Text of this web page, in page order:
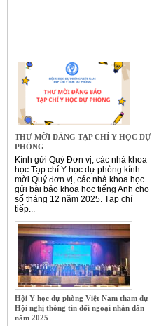
THƯ MỜI ĐĂNG TẠP CHÍ Y HỌC DỰ
PHÒNG
Kính gửi Quý Đơn vị, các nhà khoa
học Tạp chí Y học dự phòng kính
mời Quý đơn vị, các nhà khoa học
gửi bài báo khoa học tiếng Anh cho
số tháng 12 năm 2025. Tạp chí
tiếp...
Hội Y học dự phòng Việt Nam tham dự
Hội nghị thông tin đối ngoại nhân dân
năm 2025